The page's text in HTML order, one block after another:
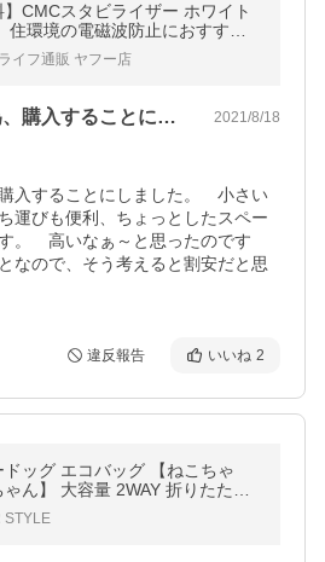
】CMCスタビライザー ホワイト
住環境の電磁波防止におすすめ♪
ッズ 電磁波 対策 5G CMC総合
波カット cmc 電磁波
イフ通販 ヤフー店
オール電化にした為、購入することにしま… 2021/8/18
入することにしました。　小さい
運びも便利、ちょっとしたスペー
。　高いなぁ～と思ったのです
なので、そう考えると割安だと思
違反報告 いいね 2
ドッグ エコバッグ 【ねこちゃ
ん】 大容量 2WAY 折りたたみ
ピングバッッグ 可愛い メー
STYLE